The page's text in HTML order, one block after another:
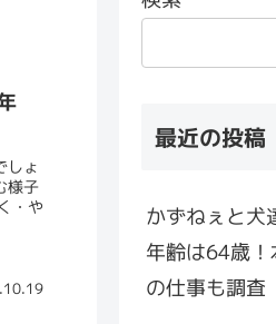
しょ
様子
・や
最近の投稿
かずねぇと犬
年齢は64歳
の仕事も調査